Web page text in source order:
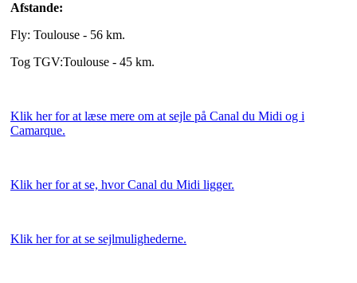
Afstande:
Fly: Toulouse - 56 km.
Tog TGV:Toulouse - 45 km.
Klik her for at læse mere om at sejle på Canal du Midi og i
Camarque.
Klik her for at se, hvor Canal du Midi ligger.
Klik her for at se sejlmulighederne.